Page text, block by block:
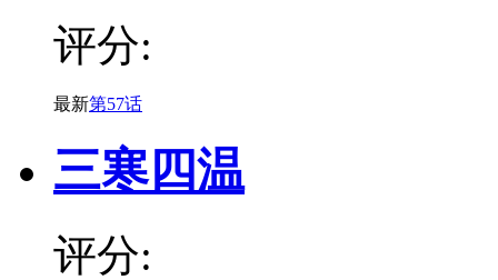
评分:
最新第57话
三寒四温
评分: